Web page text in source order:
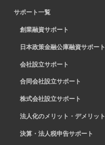
サポート一覧
創業融資サポート
日本政策金融公庫融資サポート
会社設立サポート
合同会社設立サポート
株式会社設立サポート
法人化のメリット・デメリット
決算・法人税申告サポート